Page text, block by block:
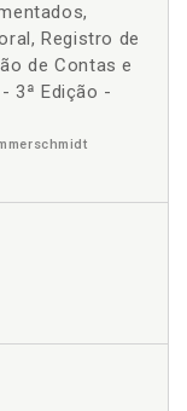
Registro de
de Contas e
3ª Edição -